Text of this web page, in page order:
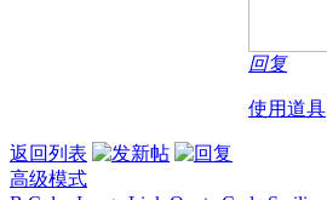
回复
使用道具
返回列表
高级模式